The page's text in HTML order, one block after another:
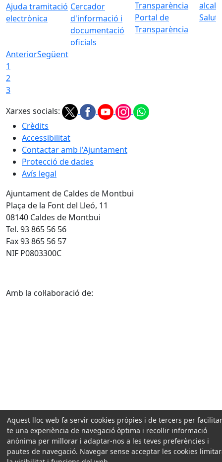
Ajuda tramitació
electrònica
Cercador
d'informació i
documentació
oficials
Portal de
Transparència
AnteriorSegüent
1
2
3
Xarxes socials:
Crèdits
Accessibilitat
Contactar amb l'Ajuntament
Protecció de dades
Avís legal
Ajuntament de Caldes de Montbui
Plaça de la Font del Lleó, 11
08140 Caldes de Montbui
Tel. 93 865 56 56
Fax 93 865 56 57
NIF P0803300C
Amb la col·laboració de:
Aquest lloc web fa servir cookies pròpies i de tercers per
te una experiència de navegació òptima i recollir informació
anònima per millorar i adaptar-nos a les teves preferències i
pautes de navegació. Navegar sense acceptar les cookies